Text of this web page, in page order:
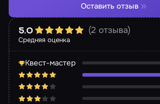
Средняя оценка
5.0 (2 отзыва)
Квест-мастер
Оставить отзыв